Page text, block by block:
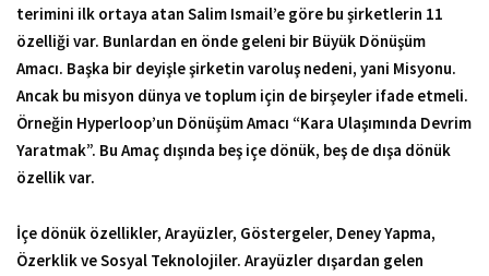
terimini ilk ortaya atan Salim Ismail’e göre bu şirketlerin 11
özelliği var. Bunlardan en önde geleni bir Büyük Dönüşüm
Amacı. Başka bir deyişle şirketin varoluş nedeni, yani Misyonu.
Ancak bu misyon dünya ve toplum için de birşeyler ifade etmeli.
Örneğin Hyperloop’un Dönüşüm Amacı “Kara Ulaşımında Devrim
Yaratmak”. Bu Amaç dışında beş içe dönük, beş de dışa dönük
özellik var.
İçe dönük özellikler, Arayüzler, Göstergeler, Deney Yapma,
Özerklik ve Sosyal Teknolojiler. Arayüzler dışardan gelen